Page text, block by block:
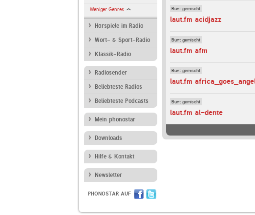
Weniger Genres
Hörspiele im Radio
Wort- & Sport-Radio
Klassik-Radio
Radiosender
Beliebteste Radios
Beliebteste Podcasts
Mein phonostar
Downloads
Hilfe & Kontakt
Newsletter
PHONOSTAR AUF
Bunt gemischt
laut.fm acidjazz
Bunt gemischt
laut.fm afm
Bunt gemischt
laut.fm
Bunt gemischt
laut.fm al-dente